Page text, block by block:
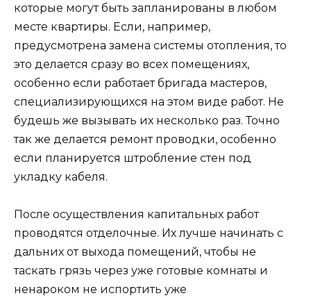
которые могут быть запланированы в любом
месте квартиры. Если, например,
предусмотрена замена системы отопления, то
это делается сразу во всех помещениях,
особенно если работает бригада мастеров,
специализирующихся на этом виде работ. Не
будешь же вызывать их несколько раз. Точно
так же делается ремонт проводки, особенно
если планируется штробление стен под
укладку кабеля.
После осуществления капитальных работ
проводятся отделочные. Их лучше начинать с
дальних от выхода помещений, чтобы не
таскать грязь через уже готовые комнаты и
ненароком не испортить уже